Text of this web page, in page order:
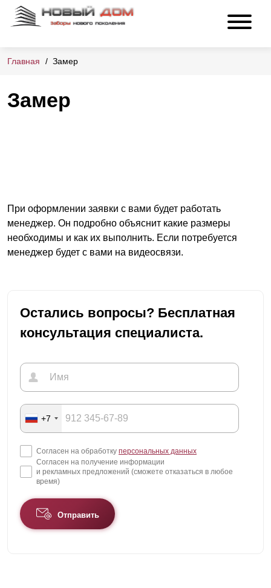
Главная Замер
Замер
При оформлении заявки с вами будет работать
менеджер. Он подробно объяснит какие размеры
необходимы и как их выполнить. Если потребуется
менеджер будет с вами на видеосвязи.
Остались вопросы? Бесплатная
консультация специалиста.
+7
Согласен на обработку персональных данных
Согласен на получение информации
и рекламных предложений (сможете отказаться в любое
время)
Отправить